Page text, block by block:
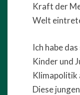
Kraft der
Welt
Ich habe
Kinder und
Klimapolitik
Diese